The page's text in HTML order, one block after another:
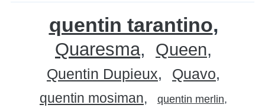
quentin tarantino
Quaresma Queen
Quentin Dupieux Quavo
quentin mosiman quentin merlin